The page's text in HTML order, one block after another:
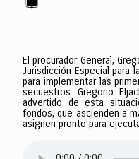
El procurador General,
Jurisdicción Especial para
para implementar las
secuestros. Gregorio
advertido de esta
fondos, que ascienden a
asignen pronto para